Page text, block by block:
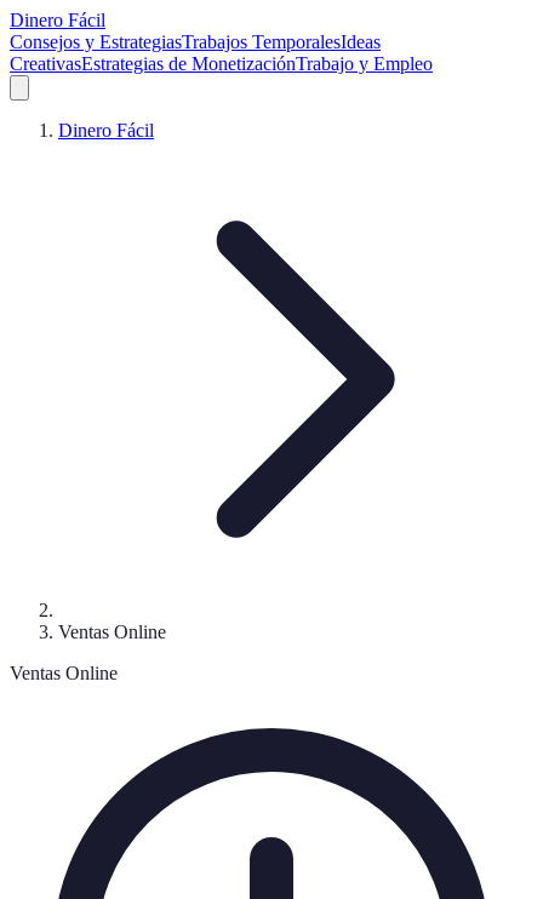
Dinero Fácil
Consejos y EstrategiasTrabajos TemporalesIdeas
CreativasEstrategias de MonetizaciónTrabajo y Empleo
Dinero Fácil
Ventas Online
Ventas Online